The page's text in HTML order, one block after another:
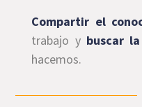
Compartir el
trabajo y buscar
hacemos.